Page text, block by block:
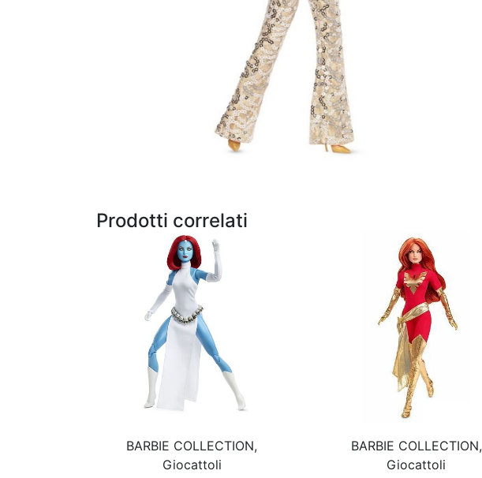
Prodotti correlati
BARBIE COLLECTION,
Giocattoli
BARBIE COLLECTION,
Giocattoli